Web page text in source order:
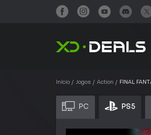
Início Jogos Action FINAL
PC PS5